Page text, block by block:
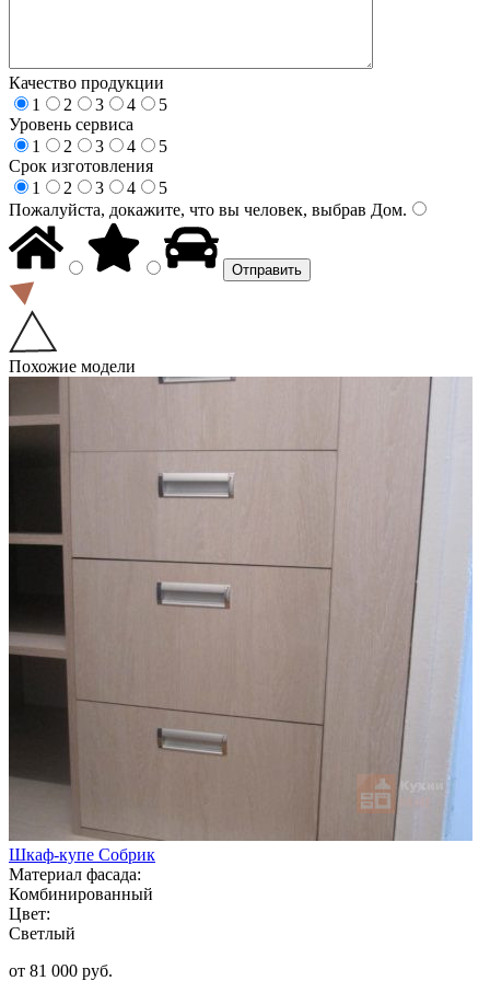
Качество продукции
1
2 3 4
5
Уровень сервиса
1
2 3 4
5
Срок изготовления
1
2 3 4
5
Пожалуйста, докажите, что вы человек, выбрав Дом.
Похожие модели
Шкаф-купе Собрик
Материал фасада:
Комбинированный
Цвет:
Светлый
от 81 000 руб.